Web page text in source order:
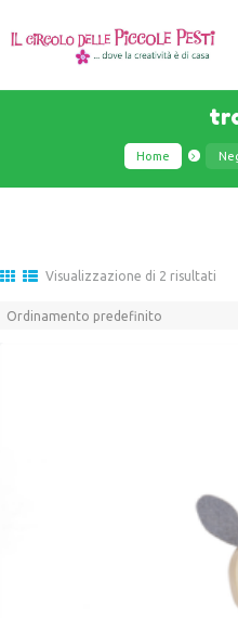
Home
Visualizzazione di 2 risultati